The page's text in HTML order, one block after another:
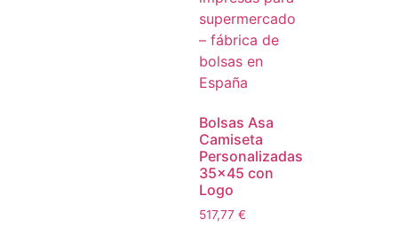
Bolsas Asa
Camiseta
Personalizadas
35×45 con
Logo
517,77 €